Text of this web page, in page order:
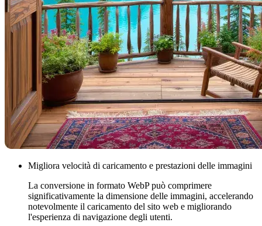
Migliora velocità di caricamento e prestazioni delle immagini
La conversione in formato WebP può comprimere
significativamente la dimensione delle immagini, accelerando
notevolmente il caricamento del sito web e migliorando
l'esperienza di navigazione degli utenti.